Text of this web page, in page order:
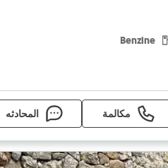
Benzine
مكالمة المحادثه